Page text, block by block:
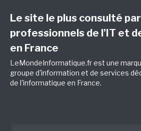
Le site le plus consulté
professionnels de l’IT et
en France
LeMondeInformatique.fr est une
groupe d'information et de services
de l'informatique en France.